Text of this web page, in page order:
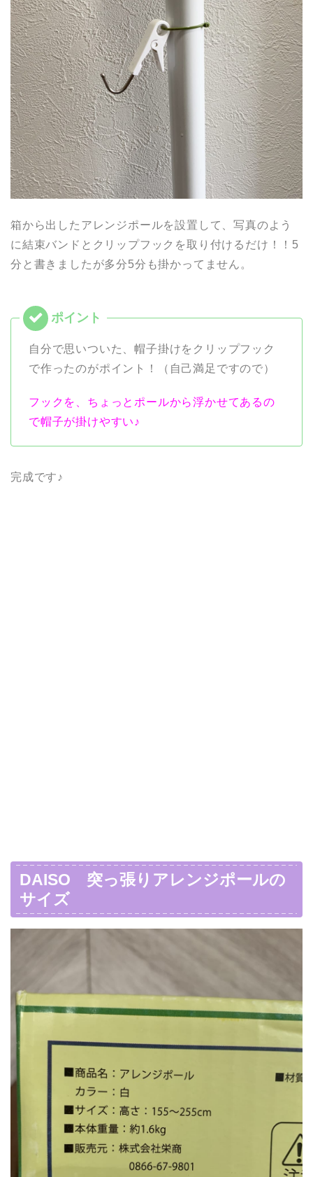
箱から出したアレンジポールを設置して、写真のよう
に結束バンドとクリップフックを取り付けるだけ！！5
分と書きましたが多分5分も掛かってません。
自分で思いついた、帽子掛けをクリップフック
で作ったのがポイント！（自己満足ですので）
フックを、ちょっとポールから浮かせてあるの
で帽子が掛けやすい♪
完成です♪
DAISO 突っ張りアレンジポールの
サイズ